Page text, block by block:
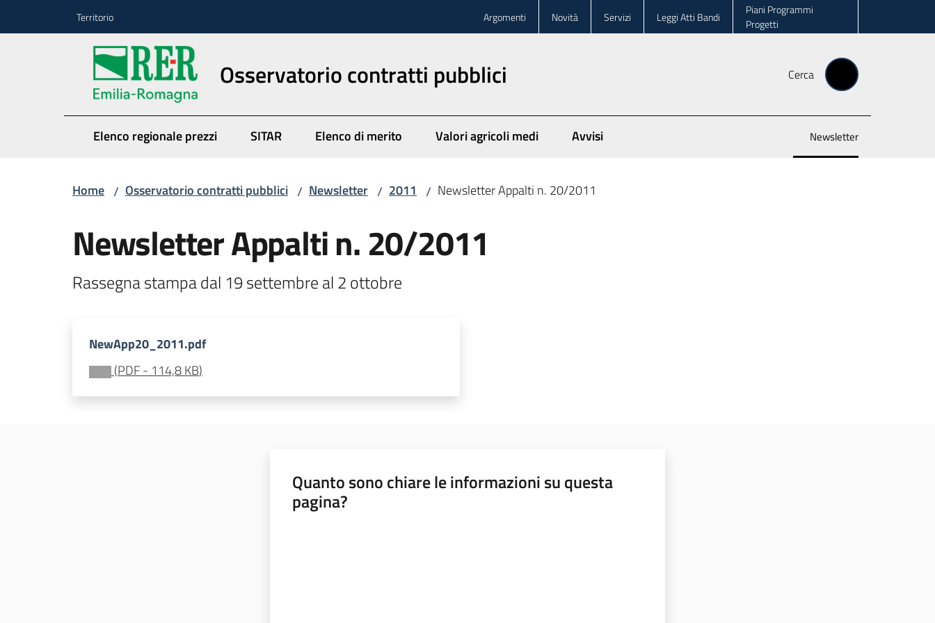
Territorio Argomenti Novità Servizi Leggi Atti Bandi
Piani Programmi
Progetti
Osservatorio contratti pubblici Cerca
Elenco regionale prezzi SITAR Elenco di merito Valori agricoli medi Avvisi Newsletter
Menu selezionato
Home / Osservatorio contratti pubblici / Newsletter / 2011 / Newsletter Appalti n. 20/2011
Newsletter Appalti n. 20/2011
Rassegna stampa dal 19 settembre al 2 ottobre
NewApp20_2011.pdf
(PDF- 114,8 KB)
Quanto sono chiare le informazioni su questa
pagina?